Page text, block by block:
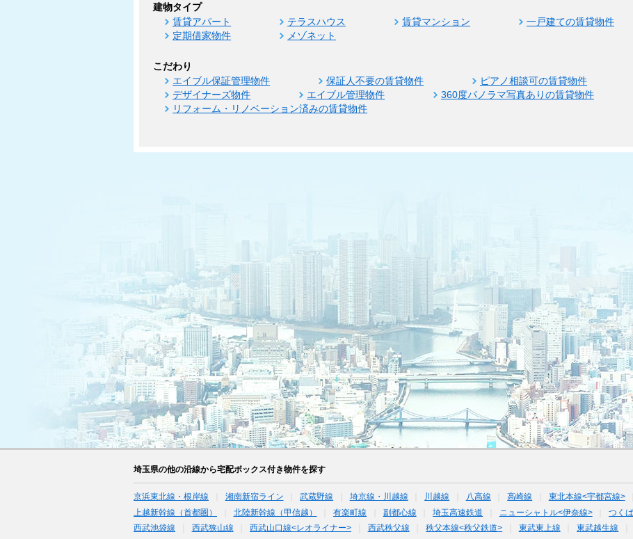
建物タイプ
賃貸アパート テラスハウス 賃貸マンション 一戸建ての賃貸物件
定期借家物件
メゾネット
こだわり
エイブル保証管理物件 保証人不要の賃貸物件 ピアノ相談可の賃貸物件
デザイナーズ物件
エイブル管理物件 360度パノラマ写真ありの賃貸物件
リフォーム・リノベーション済みの賃貸物件
埼玉県の他の沿線から宅配ボックス付き物件を探す
京浜東北線・根岸線 湘南新宿ライン 武蔵野線 埼京線・川越線 川越線 八高線 高崎線 東北本線<宇都宮線>
上越新幹線（首都圏）
北陸新幹線（甲信越） 有楽町線 副都心線 埼玉高速鉄道 ニューシャトル<伊奈線> つく
西武池袋線
西武狭山線 西武山口線<レオライナー> 西武秩父線 秩父本線<秩父鉄道> 東武東上線 東武越生線